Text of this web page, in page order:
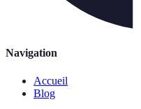
Navigation
Accueil
Blog